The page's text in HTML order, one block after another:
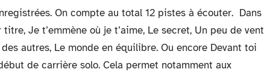
On compte au total 12 pistes à écouter. Dans
Je t’emmène où je t’aime, Le secret, Un peu de vent
autres, Le monde en équilibre. Ou encore Devant toi
de carrière solo. Cela permet notamment aux